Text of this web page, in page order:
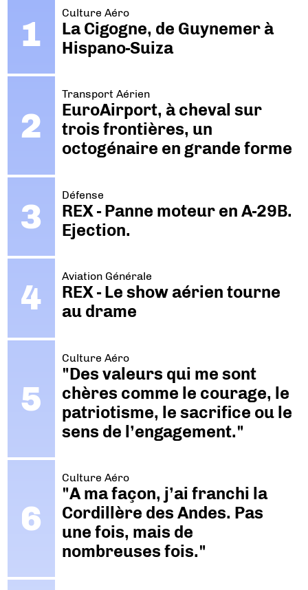
Culture Aéro
La Cigogne, de Guynemer à
Hispano-Suiza
Transport Aérien
EuroAirport, à cheval sur
trois frontières, un
octogénaire en grande forme
Défense
REX - Panne moteur en A-29B.
Ejection.
Aviation Générale
REX - Le show aérien tourne
au drame
Culture Aéro
"Des valeurs qui me sont
chères comme le courage, le
patriotisme, le sacrifice ou le
sens de l’engagement."
Culture Aéro
"A ma façon, j’ai franchi la
Cordillère des Andes. Pas
une fois, mais de
nombreuses fois."